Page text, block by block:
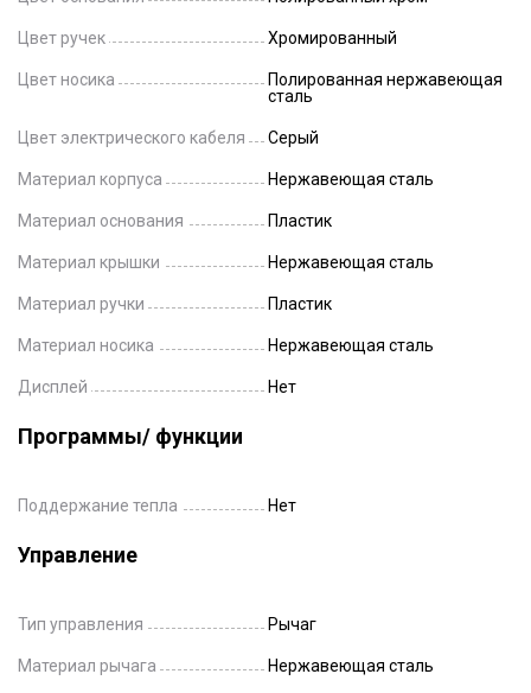
Цвет ручек Хромированный
Цвет носика
Полированная нержавеющая
сталь
Цвет электрического кабеля Серый
Материал корпуса Нержавеющая сталь
Материал основания Пластик
Материал крышки Нержавеющая сталь
Материал ручки Пластик
Материал носика Нержавеющая сталь
Дисплей Нет
Программы/ функции
Поддержание тепла Нет
Управление
Тип управления Рычаг
Материал рычага Нержавеющая сталь